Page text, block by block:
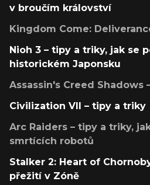
v broučím království
Kingdom Come:
Nioh 3 – tipy a triky, jak se
historickém Japonsku
Assassin's Creed Shadows
Civilization VII – tipy a triky
Arc Raiders – tipy a triky,
smrtících robotů
Stalker 2: Heart of
přežití v Zóně